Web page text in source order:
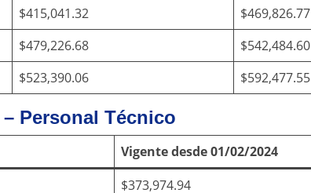
$415,041.32
$469,826.77
$479,226.68
$542,484.60
$523,390.06 $592,477.55
Personal Técnico
Vigente desde 01/02/2024
$373,974.94